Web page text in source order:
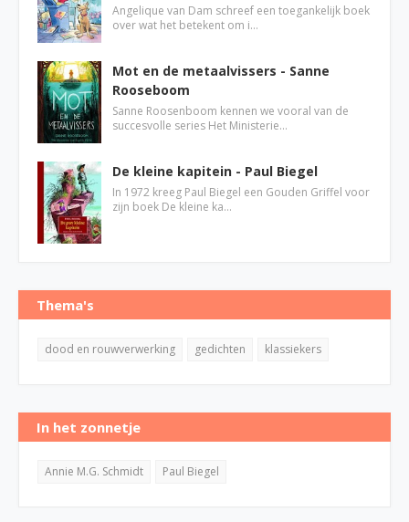
Angelique van Dam schreef een toegankelijk boek
over wat het betekent om i…
Mot en de metaalvissers - Sanne
Rooseboom
Sanne Roosenboom kennen we vooral van de
succesvolle series Het Ministerie…
De kleine kapitein - Paul Biegel
In 1972 kreeg Paul Biegel een Gouden Griffel voor
zijn boek De kleine ka…
Thema's
dood en rouwverwerking gedichten klassiekers
In het zonnetje
Annie M.G. Schmidt Paul Biegel